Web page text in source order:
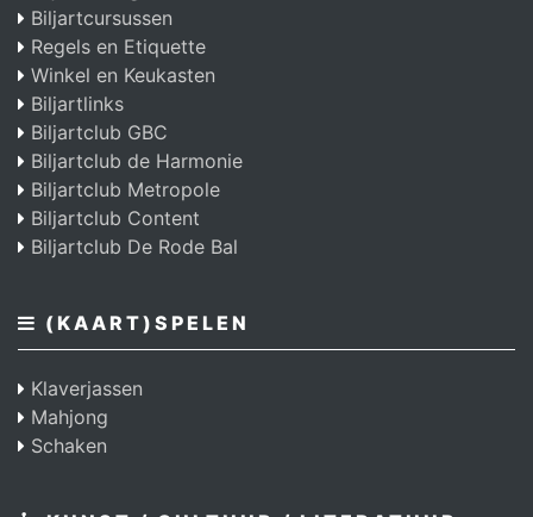
Biljartcursussen
Regels en Etiquette
Winkel en Keukasten
Biljartlinks
Biljartclub GBC
Biljartclub de Harmonie
Biljartclub Metropole
Biljartclub Content
Biljartclub De Rode Bal
(KAART)SPELEN
Klaverjassen
Mahjong
Schaken